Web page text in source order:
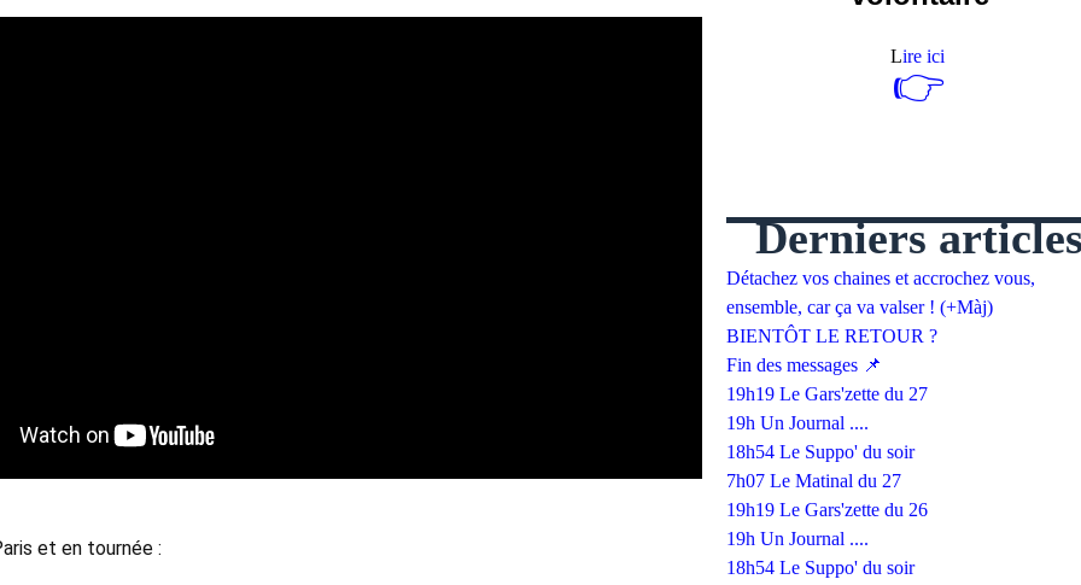
et en tournée :
Lire ici
👉
Derniers
Détachez vos chaines et accrochez vous,
ensemble, car ça va valser ! (+Màj)
BIENTÔT LE RETOUR ?
Fin des messages 📌
19h19 Le Gars'zette du 27
19h Un Journal ....
18h54 Le Suppo' du soir
7h07 Le Matinal du 27
19h19 Le Gars'zette du 26
19h Un Journal ....
18h54 Le Suppo' du soir